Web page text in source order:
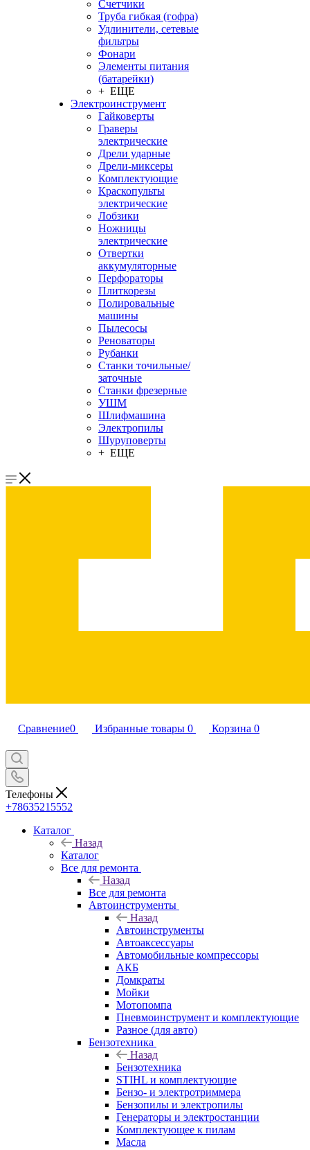
Счетчики
Труба гибкая (гофра)
Удлинители, сетевые
фильтры
Фонари
Элементы питания
(батарейки)
+ ЕЩЕ
Электроинструмент
Гайковерты
Граверы
электрические
Дрели ударные
Дрели-миксеры
Комплектующие
Краскопульты
электрические
Лобзики
Ножницы
электрические
Отвертки
аккумуляторные
Перфораторы
Плиткорезы
Полировальные
машины
Пылесосы
Реноваторы
Рубанки
Станки точильные/
заточные
Станки фрезерные
УШМ
Шлифмашина
Электропилы
Шуруповерты
+ ЕЩЕ
Сравнение0 Избранные товары 0 Корзина 0
Телефоны
+78635215552
Каталог
Назад
Каталог
Все для ремонта
Назад
Все для ремонта
Автоинструменты
Назад
Автоинструменты
Автоаксессуары
Автомобильные компрессоры
АКБ
Домкраты
Мойки
Мотопомпа
Пневмоинструмент и комплектующие
Разное (для авто)
Бензотехника
Назад
Бензотехника
STIHL и комплектующие
Бензо- и электротриммера
Бензопилы и электропилы
Генераторы и электростанции
Комплектующее к пилам
Масла